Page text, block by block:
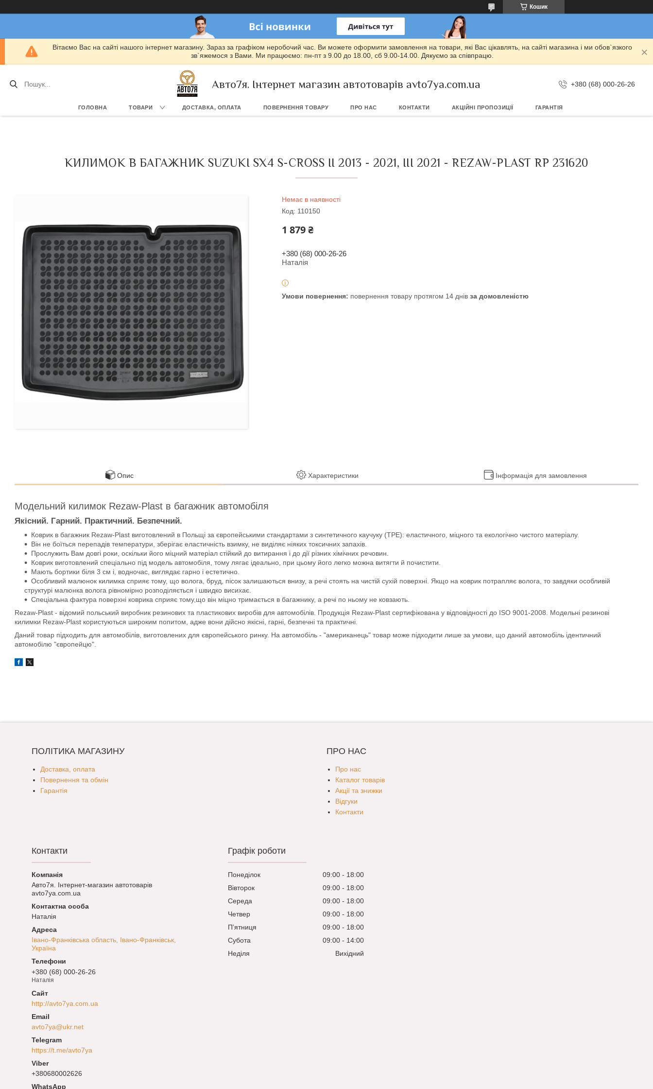
Кошик
Вітаємо Вас на сайті нашого інтернет магазину. Зараз за графіком неробочий час. Ви можете оформити замовлення на товари, які Вас цікавлять, на сайті магазина і ми обов`язкого
зв`яжемося з Вами. Ми працюємо: пн-пт з 9.00 до 18.00, сб 9.00-14.00. Дякуємо за співпрацю.
Авто7я. Інтернет магазин автотоварів avto7ya.com.ua +380 (68) 000-26-26
ГОЛОВНА ТОВАРИ ДОСТАВКА, ОПЛАТА ПОВЕРНЕННЯ ТОВАРУ ПРО НАС КОНТАКТИ АКЦІЙНІ ПРОПОЗИЦІЇ ГАРАНТІЯ
КИЛИМОК В БАГАЖНИК SUZUKI SX4 S-CROSS II 2013 - 2021, III 2021 - REZAW-PLAST RP 231620
Немає в наявності
Код: 110150
1 879 ₴
+380 (68) 000-26-26
Наталія
повернення товару протягом 14 днів за домовленістю
Опис Характеристики Інформація для замовлення
Модельний килимок Rezaw-Plast в багажник автомобіля
Якісний. Гарний. Практичний. Безпечний.
Коврик в багажник Rezaw-Plast виготовлений в Польщі за європейськими стандартами з синтетичного каучуку (ТРЕ): еластичного, міцного та екологічно чистого матеріалу.
Він не боїться перепадів температури, зберігає еластичність взимку, не виділяє ніяких токсичних запахів.
Прослужить Вам довгі роки, оскільки його міцний матеріал стійкий до витирання і до дії різних хімічних речовин.
Коврик виготовлений спеціально під модель автомобіля, тому лягає ідеально, при цьому його легко можна витягти й почистити.
Мають бортики біля 3 см і, водночас, виглядає гарно і естетично.
Особливий малюнок килимка сприяє тому, що волога, бруд, пісок залишаються внизу, а речі стоять на чистій сухій поверхні. Якщо на коврик потрапляє волога, то завдяки особливій
структурі малюнка волога рівномірно розподіляється і швидко висихає.
Спеціальна фактура поверхні коврика сприяє тому,що він міцно тримається в багажнику, а речі по ньому не ковзають.
Rezaw-Plast - відомий польський виробник резинових та пластикових виробів для автомобілів. Продукція Rezaw-Plast сертифікована у відповідності до ISO 9001-2008. Модельні резинові
килимки Rezaw-Plast користуються широким попитом, адже вони дійсно якісні, гарні, безпечні та практичні.
Даний товар підходить для автомобілів, виготовлених для європейського ринку. На автомобіль - "американець" товар може підходити лише за умови, що даний автомобіль ідентичний
автомобілю "європейцю".
ПОЛІТИКА МАГАЗИНУ
Доставка, оплата
Повернення та обмін
Гарантія
ПРО НАС
Про нас
Каталог товарів
Акції та знижки
Відгуки
Контакти
Контакти
Авто7я. Інтернет-магазин автотоварів
avto7ya.com.ua
Наталія
Івано-Франківська область, Івано-Франківськ,
Україна
+380 (68) 000-26-26
Наталія
http://avto7ya.com.ua
avto7ya@ukr.net
https://t.me/avto7ya
+380680002626
Графік роботи
Понеділок 09:00
18:00
Вівторок
09:00
18:00
Середа
09:00
18:00
Четвер
09:00
18:00
Пʼятниця
09:00
18:00
Субота
09:00
14:00
Неділя
Вихідний